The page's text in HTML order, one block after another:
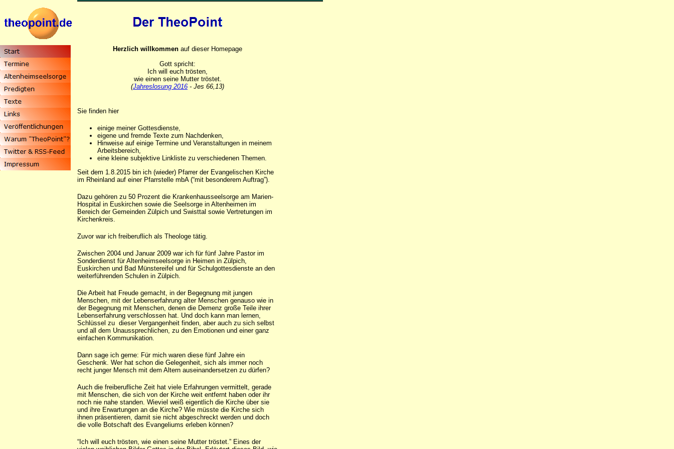
Herzlich willkommen auf dieser Homepage
Gott spricht:
Ich will euch trösten,
wie einen seine Mutter tröstet.
(Jahreslosung 2016 - Jes 66,13)
Sie finden hier
einige meiner Gottesdienste,
eigene und fremde Texte zum Nachdenken,
Hinweise auf einige Termine und Veranstaltungen in meinem
Arbeitsbereich,
eine kleine subjektive Linkliste zu verschiedenen Themen.
Seit dem 1.8.2015 bin ich (wieder) Pfarrer der Evangelischen Kirche
im Rheinland auf einer Pfarrstelle mbA (“mit besonderem Auftrag”).
Dazu gehören zu 50 Prozent die Krankenhausseelsorge am Marien-
Hospital in Euskirchen sowie die Seelsorge in Altenheimen im
Bereich der Gemeinden Zülpich und Swisttal sowie Vertretungen im
Kirchenkreis.
Zuvor war ich freiberuflich als Theologe tätig.
Zwischen 2004 und Januar 2009 war ich für fünf Jahre Pastor im
Sonderdienst für Altenheimseelsorge in Heimen in Zülpich,
Euskirchen und Bad Münstereifel und für Schulgottesdienste an den
weiterführenden Schulen in Zülpich.
Die Arbeit hat Freude gemacht, in der Begegnung mit jungen
Menschen, mit der Lebenserfahrung alter Menschen genauso wie in
der Begegnung mit Menschen, denen die Demenz große Teile ihrer
Lebenserfahrung verschlossen hat. Und doch kann man lernen,
Schlüssel zu dieser Vergangenheit finden, aber auch zu sich selbst
und all dem Unaussprechlichen, zu den Emotionen und einer ganz
einfachen Kommunikation.
Dann sage ich gerne: Für mich waren diese fünf Jahre ein
Geschenk. Wer hat schon die Gelegenheit, sich als immer noch
recht junger Mensch mit dem Altern auseinandersetzen zu dürfen?
Auch die freiberufliche Zeit hat viele Erfahrungen vermittelt, gerade
mit Menschen, die sich von der Kirche weit entfernt haben oder ihr
noch nie nahe standen. Wieviel weiß eigentlich die Kirche über sie
und ihre Erwartungen an die Kirche? Wie müsste die Kirche sich
ihnen präsentieren, damit sie nicht abgeschreckt werden und doch
die volle Botschaft des Evangeliums erleben können?
“Ich will euch trösten, wie einen seine Mutter tröstet.” Eines der